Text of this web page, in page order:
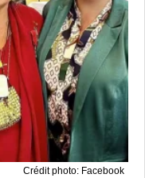
Crédit photo: Facebook